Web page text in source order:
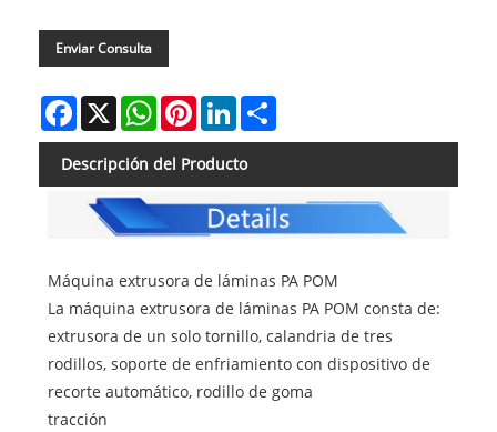
Enviar Consulta
Facebook
X WhatsAppPinterestLinkedIn
Descripción del Producto
Máquina extrusora de láminas PA POM
La máquina extrusora de láminas PA POM consta de:
extrusora de un solo tornillo, calandria de tres
rodillos, soporte de enfriamiento con dispositivo de
recorte automático, rodillo de goma
tracción